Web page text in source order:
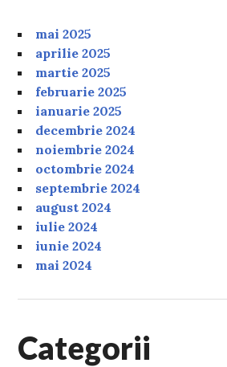
mai 2025
aprilie 2025
martie 2025
februarie 2025
ianuarie 2025
decembrie 2024
noiembrie 2024
octombrie 2024
septembrie 2024
august 2024
iulie 2024
iunie 2024
mai 2024
Categorii